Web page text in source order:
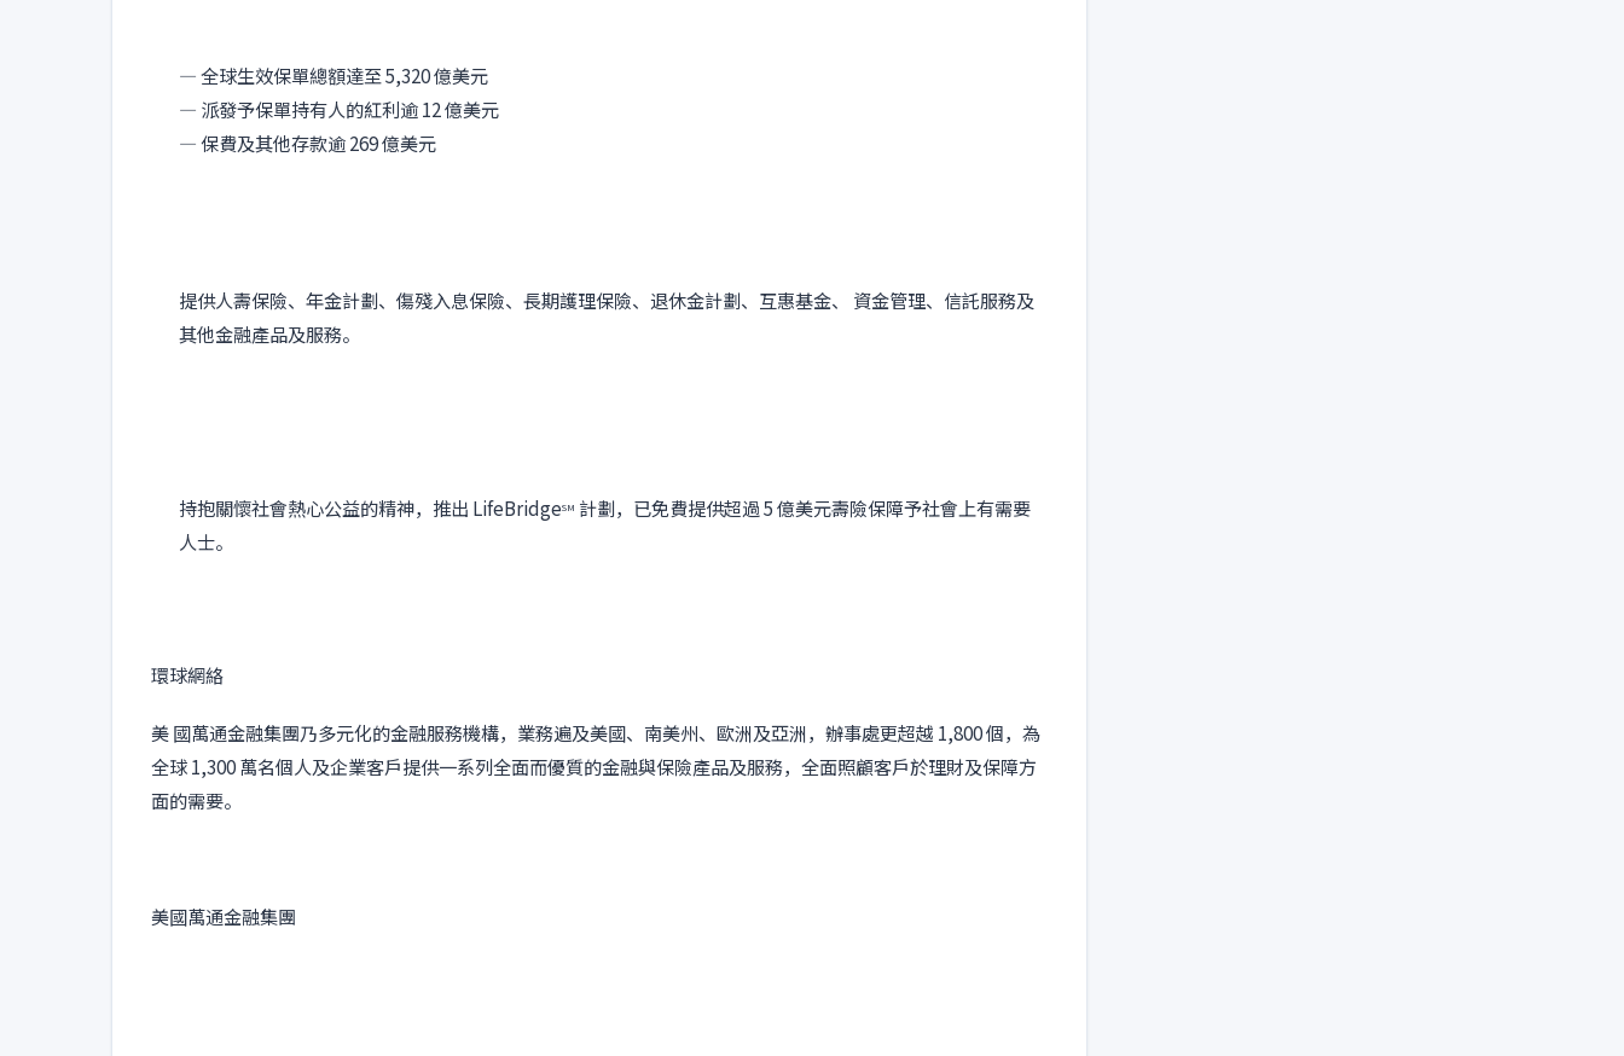
— 全球生效保單總額達至 5,320 億美元
— 派發予保單持有人的紅利逾 12 億美元
— 保費及其他存款逾 269 億美元
提供人壽保險、年金計劃、傷殘入息保險、長期護理保險、退休金計劃、互惠基金、 資金管理、信託服務及
其他金融產品及服務。
持抱關懷社會熱心公益的精神，推出 LifeBridgeSM 計劃，已免費提供超過 5 億美元壽險保障予社會上有需要
人士。
環球網絡
美 國萬通金融集團乃多元化的金融服務機構，業務遍及美國、南美州、歐洲及亞洲，辦事處更超越 1,800 個，為
全球 1,300 萬名個人及企業客戶提供一系列全面而優質的金融與保險產品及服務，全面照顧客戶於理財及保障方
面的需要。
美國萬通金融集團